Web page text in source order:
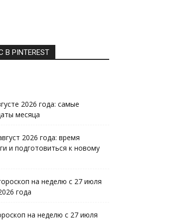
PINTEREST
2026 года: самые
месяца
2026 года: время
и подготовиться к новому
на неделю с 27 июля
года
на неделю с 27 июля